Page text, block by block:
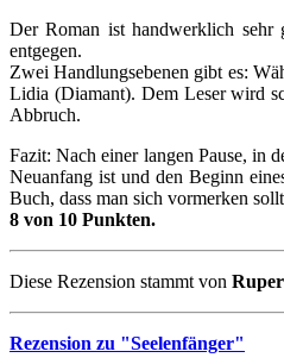
Der Roman ist handwerklich sehr
entgegen.
Zwei Handlungsebenen gibt es:
Lidia (Diamant). Dem Leser wird
Abbruch.
Fazit: Nach einer langen Pause, in
Neuanfang ist und den Beginn
Buch, dass man sich vormerken
8 von 10 Punkten.
Diese Rezension stammt von
Rezension zu "Seelenfänger"